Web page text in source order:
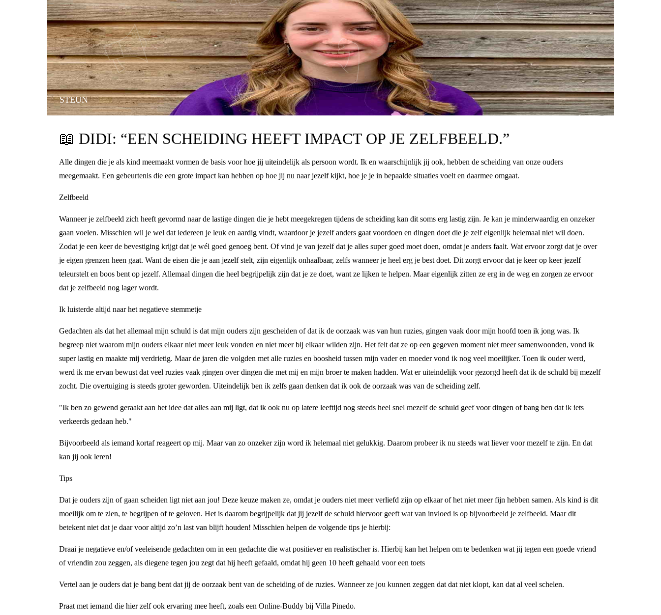
STEUN
📖 DIDI: “EEN SCHEIDING HEEFT IMPACT OP JE ZELFBEELD.”
Alle dingen die je als kind meemaakt vormen de basis voor hoe jij uiteindelijk als persoon wordt. Ik en waarschijnlijk jij ook, hebben de scheiding van onze ouders
meegemaakt. Een gebeurtenis die een grote impact kan hebben op hoe jij nu naar jezelf kijkt, hoe je je in bepaalde situaties voelt en daarmee omgaat.
Zelfbeeld
Wanneer je zelfbeeld zich heeft gevormd naar de lastige dingen die je hebt meegekregen tijdens de scheiding kan dit soms erg lastig zijn. Je kan je minderwaardig en onzeker
gaan voelen. Misschien wil je wel dat iedereen je leuk en aardig vindt, waardoor je jezelf anders gaat voordoen en dingen doet die je zelf eigenlijk helemaal niet wil doen.
Zodat je een keer de bevestiging krijgt dat je wél goed genoeg bent. Of vind je van jezelf dat je alles super goed moet doen, omdat je anders faalt. Wat ervoor zorgt dat je over
je eigen grenzen heen gaat. Want de eisen die je aan jezelf stelt, zijn eigenlijk onhaalbaar, zelfs wanneer je heel erg je best doet. Dit zorgt ervoor dat je keer op keer jezelf
teleurstelt en boos bent op jezelf. Allemaal dingen die heel begrijpelijk zijn dat je ze doet, want ze lijken te helpen. Maar eigenlijk zitten ze erg in de weg en zorgen ze ervoor
dat je zelfbeeld nog lager wordt.
Ik luisterde altijd naar het negatieve stemmetje
Gedachten als dat het allemaal mijn schuld is dat mijn ouders zijn gescheiden of dat ik de oorzaak was van hun ruzies, gingen vaak door mijn hoofd toen ik jong was. Ik
begreep niet waarom mijn ouders elkaar niet meer leuk vonden en niet meer bij elkaar wilden zijn. Het feit dat ze op een gegeven moment niet meer samenwoonden, vond ik
super lastig en maakte mij verdrietig. Maar de jaren die volgden met alle ruzies en boosheid tussen mijn vader en moeder vond ik nog veel moeilijker. Toen ik ouder werd,
werd ik me ervan bewust dat veel ruzies vaak gingen over dingen die met mij en mijn broer te maken hadden. Wat er uiteindelijk voor gezorgd heeft dat ik de schuld bij mezelf
zocht. Die overtuiging is steeds groter geworden. Uiteindelijk ben ik zelfs gaan denken dat ik ook de oorzaak was van de scheiding zelf.
"Ik ben zo gewend geraakt aan het idee dat alles aan mij ligt, dat ik ook nu op latere leeftijd nog steeds heel snel mezelf de schuld geef voor dingen of bang ben dat ik iets
verkeerds gedaan heb."
Bijvoorbeeld als iemand kortaf reageert op mij. Maar van zo onzeker zijn word ik helemaal niet gelukkig. Daarom probeer ik nu steeds wat liever voor mezelf te zijn. En dat
kan jij ook leren!
Tips
Dat je ouders zijn of gaan scheiden ligt niet aan jou! Deze keuze maken ze, omdat je ouders niet meer verliefd zijn op elkaar of het niet meer fijn hebben samen. Als kind is dit
moeilijk om te zien, te begrijpen of te geloven. Het is daarom begrijpelijk dat jij jezelf de schuld hiervoor geeft wat van invloed is op bijvoorbeeld je zelfbeeld. Maar dit
betekent niet dat je daar voor altijd zo’n last van blijft houden! Misschien helpen de volgende tips je hierbij:
Draai je negatieve en/of veeleisende gedachten om in een gedachte die wat positiever en realistischer is. Hierbij kan het helpen om te bedenken wat jij tegen een goede vriend
of vriendin zou zeggen, als diegene tegen jou zegt dat hij heeft gefaald, omdat hij geen 10 heeft gehaald voor een toets
Vertel aan je ouders dat je bang bent dat jij de oorzaak bent van de scheiding of de ruzies. Wanneer ze jou kunnen zeggen dat dat niet klopt, kan dat al veel schelen.
Praat met iemand die hier zelf ook ervaring mee heeft, zoals een Online-Buddy bij Villa Pinedo.